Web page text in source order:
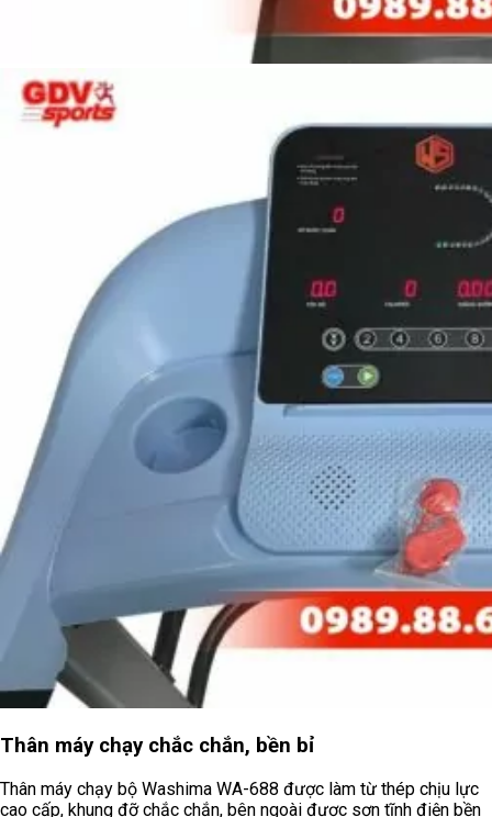
Thân máy chạy chắc chắn, bền bỉ
Thân máy chạy bộ Washima WA-688 được làm từ thép chịu lực
cao cấp, khung đỡ chắc chắn, bên ngoài được sơn tĩnh điện bền